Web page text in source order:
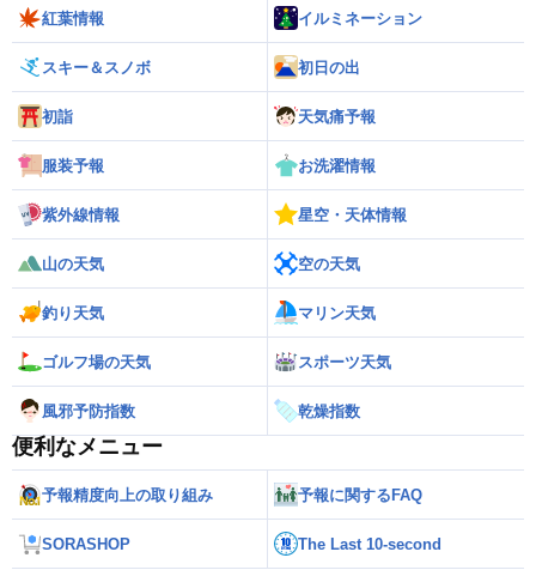
紅葉情報 イルミネーション
スキー＆スノボ 初日の出
初詣 天気痛予報
服装予報 お洗濯情報
紫外線情報 星空・天体情報
山の天気 空の天気
釣り天気 マリン天気
ゴルフ場の天気 スポーツ天気
風邪予防指数 乾燥指数
便利なメニュー
予報精度向上の取り組み 予報に関するFAQ
SORASHOP The Last 10-second